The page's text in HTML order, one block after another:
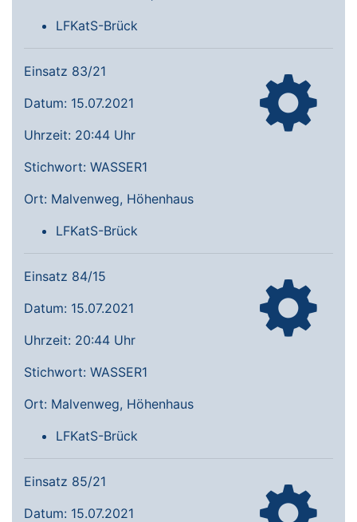
LFKatS-Brück
Einsatz 83/21
Datum: 15.07.2021
Uhrzeit: 20:44 Uhr
Stichwort: WASSER1
Ort: Malvenweg, Höhenhaus
LFKatS-Brück
Einsatz 84/15
Datum: 15.07.2021
Uhrzeit: 20:44 Uhr
Stichwort: WASSER1
Ort: Malvenweg, Höhenhaus
LFKatS-Brück
Einsatz 85/21
Datum: 15.07.2021